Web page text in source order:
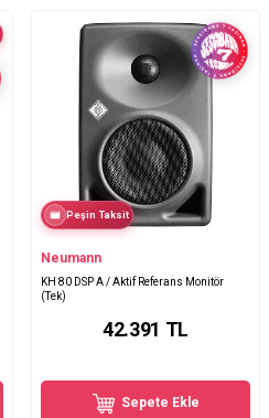
Peşin Taksit
Neumann
KH 80 DSP A / Aktif Referans Monitör
(Tek)
42.391 TL
Sepete Ekle